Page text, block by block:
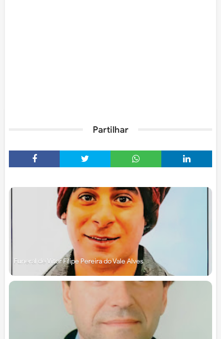
Partilhar
Funeral de Vítor Filipe Pereira do Vale Alves